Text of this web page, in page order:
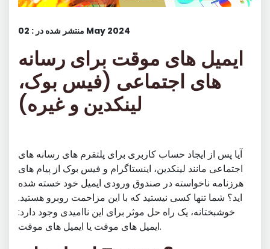
منتشر شده در : 02 May 2024
ایمیل های موقت برای رسانه
های اجتماعی (فیس بوک،
لینکدین و غیره)
آیا پس از ایجاد حساب کاربری برای پلتفرم های رسانه های
اجتماعی مانند لینکدین، اینستاگرام و فیس بوک از پیام های
هرزنامه ناخواسته در صندوق ورودی ایمیل خود خسته شده
اید؟ شما تنها کسی نیستید که با این مزاحمت روبرو هستید.
خوشبختانه، یک راه حل موثر برای این ناامیدی وجود دارد:
ایمیل های موقت یا ایمیل های موقت.